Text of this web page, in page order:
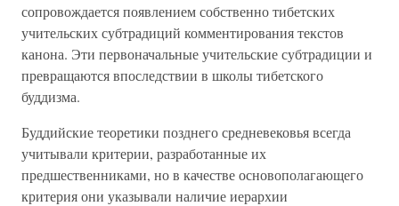
сопровождается появлением собственно тибетских
учительских субтрадиций комментирования текстов
канона. Эти первоначальные учительские субтрадиции и
превращаются впоследствии в школы тибетского
буддизма.
Буддийские теоретики позднего средневековья всегда
учитывали критерии, разработанные их
предшественниками, но в качестве основополагающего
критерия они указывали наличие иерархии